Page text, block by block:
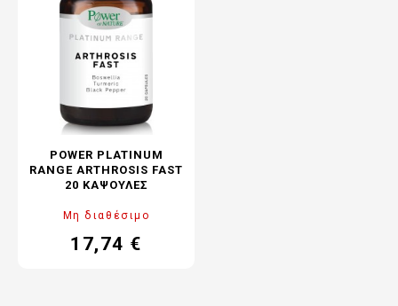
POWER PLATINUM
RANGE ARTHROSIS FAST
20 ΚΆΨΟΥΛΕΣ
Μη διαθέσιμο
Τιμή
17,74 €